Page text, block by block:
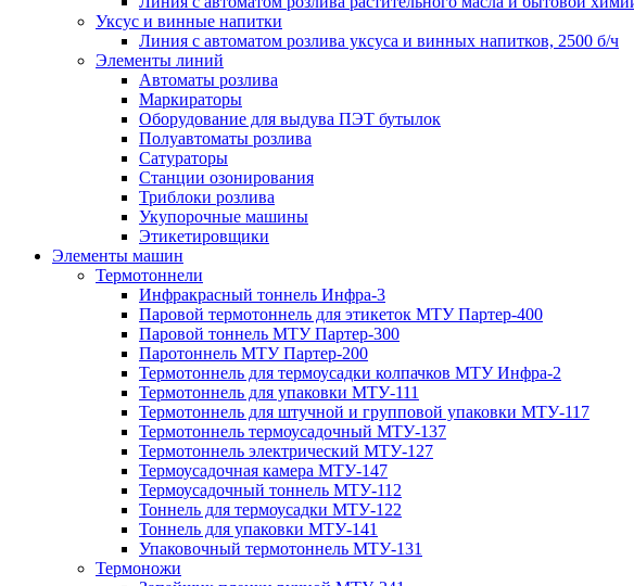
Уксус и винные напитки
Линия с автоматом розлива уксуса и винных напитков, 2500 б/ч
Элементы линий
Автоматы розлива
Маркираторы
Оборудование для выдува ПЭТ бутылок
Полуавтоматы розлива
Сатураторы
Станции озонирования
Триблоки розлива
Укупорочные машины
Этикетировщики
Элементы машин
Термотоннели
Инфракрасный тоннель Инфра-3
Паровой термотоннель для этикеток МТУ Партер-400
Паровой тоннель МТУ Партер-300
Паротоннель МТУ Партер-200
Термотоннель для термоусадки колпачков МТУ Инфра-2
Термотоннель для упаковки МТУ-111
Термотоннель для штучной и групповой упаковки МТУ-117
Термотоннель термоусадочный МТУ-137
Термотоннель электрический МТУ-127
Термоусадочная камера МТУ-147
Термоусадочный тоннель МТУ-112
Тоннель для термоусадки МТУ-122
Тоннель для упаковки МТУ-141
Упаковочный термотоннель МТУ-131
Термоножи